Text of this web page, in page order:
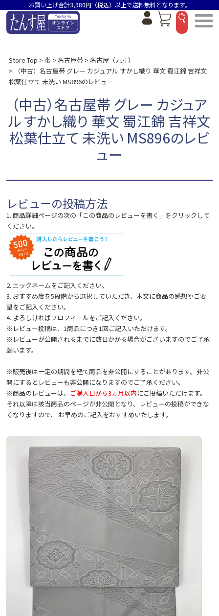
お買い上げ合計3,980円（税込）以上で送料無料となります。
Store Top 帯 名古屋帯
名古屋（九寸）
（中古）名古屋帯 グレー カジュアル すかし織り 華文 蜀江錦 吉祥文
松葉仕立て 未洗い MS896のレビュー
（中古）名古屋帯 グレー カジュア
ル すかし織り 華文 蜀江錦 吉祥文
松葉仕立て 未洗い MS896のレビ
ュー
レビューの投稿方法
1. 商品詳細ページの次の「この商品のレビューを書く」をクリックして
ください。
2. ニックネームをご記入ください。
3. おすすめ度を5段階から選択していただき、本文に商品の感想やご要
望をご記入ください。
4. よろしければプロフィールをご記入ください。
※レビュー投稿は、1商品につき1回ご記入いただけます。
※レビューが公開されるまでに数日かかる場合がございますのでご了承
願います。
※販売後は一定の期間を経て商品を非公開にすることがあります。非公
開にするとレビューも非公開になりますのでご了承ください。
※商品のレビューは、 ご購入日から3ヵ月以内にご投稿いただけます。
それ以降は該当商品のページが非公開となり、レビューの投稿ができな
くなりますので、 お早めのご記入をおすすめいたします。